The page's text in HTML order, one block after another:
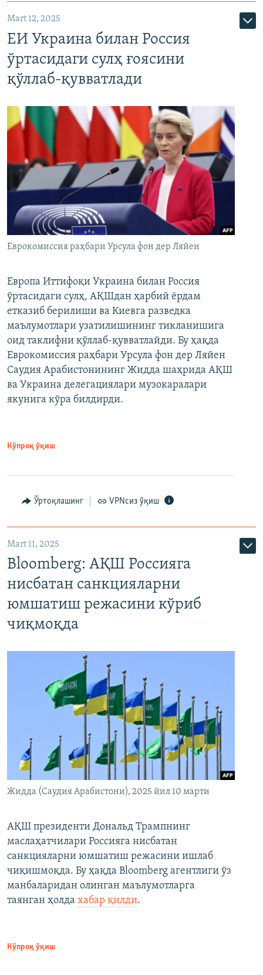
Mart 12, 2025
ЕИ Украина билан Россия
ўртасидаги сулҳ ғоясини
қўллаб-қувватлади
Еврокомиссия раҳбари Урсула фон дер Ляйен
Европа Иттифоқи Украина билан Россия
ўртасидаги сулҳ, АҚШдан ҳарбий ёрдам
етказиб берилиши ва Киевга разведка
маълумотлари узатилишининг тикланишига
оид таклифни қўллаб-қувватлайди. Бу ҳақда
Еврокомиссия раҳбари Урсула фон дер Ляйен
Саудия Арабистонининг Жидда шаҳрида АҚШ
ва Украина делегациялари музокаралари
якунига кўра билдирди.
Кўпроқ ўқиш
Ўртоқлашинг VPNсиз ўқиш
Mart 11, 2025
Bloomberg: АҚШ Россияга
нисбатан санкцияларни
юмшатиш режасини кўриб
чиқмоқда
Жидда (Саудия Арабистони), 2025 йил 10 марти
АҚШ президенти Дональд Трампнинг
маслаҳатчилари Россияга нисбатан
санкцияларни юмшатиш режасини ишлаб
чиқишмоқда. Бу ҳақда Bloomberg агентлиги ўз
манбаларидан олинган маълумотларга
таянган ҳолда хабар қилди.
Кўпроқ ўқиш